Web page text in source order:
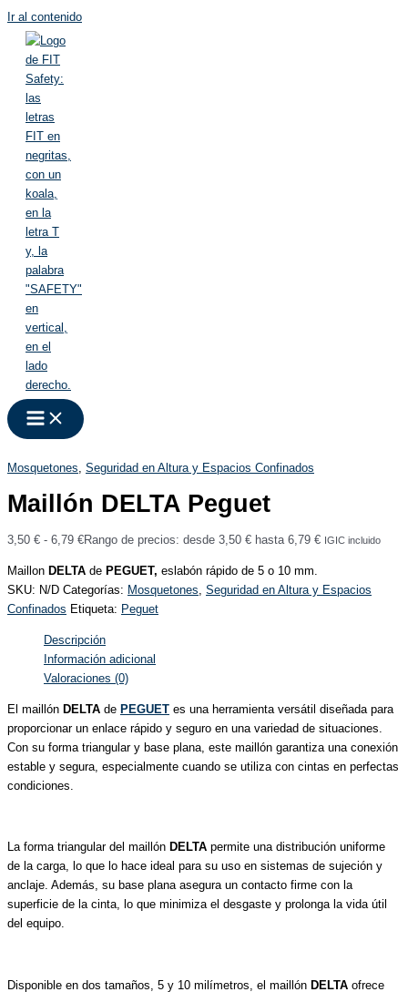
Ir al contenido
Mosquetones, Seguridad en Altura y Espacios Confinados
Maillón DELTA Peguet
3,50 € - 6,79 €Rango de precios: desde 3,50 € hasta 6,79 € IGIC incluido
Maillon DELTA de PEGUET, eslabón rápido de 5 o 10 mm.
SKU: N/D Categorías: Mosquetones, Seguridad en Altura y Espacios
Confinados Etiqueta: Peguet
Descripción
Información adicional
Valoraciones (0)
El maillón DELTA de PEGUET es una herramienta versátil diseñada para
proporcionar un enlace rápido y seguro en una variedad de situaciones.
Con su forma triangular y base plana, este maillón garantiza una conexión
estable y segura, especialmente cuando se utiliza con cintas en perfectas
condiciones.
La forma triangular del maillón DELTA permite una distribución uniforme
de la carga, lo que lo hace ideal para su uso en sistemas de sujeción y
anclaje. Además, su base plana asegura un contacto firme con la
superficie de la cinta, lo que minimiza el desgaste y prolonga la vida útil
del equipo.
Disponible en dos tamaños, 5 y 10 milímetros, el maillón DELTA ofrece